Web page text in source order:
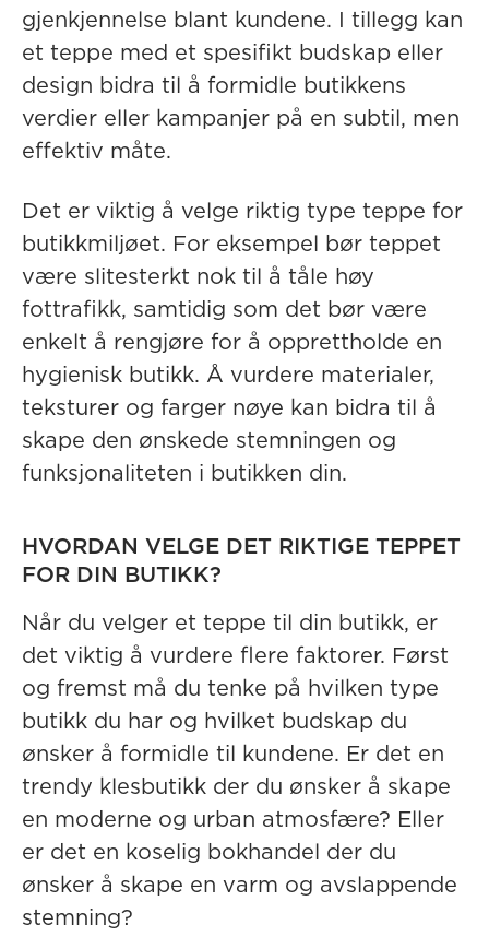
gjenkjennelse blant kundene. I tillegg kan
et teppe med et spesifikt budskap eller
design bidra til å formidle butikkens
verdier eller kampanjer på en subtil, men
effektiv måte.
Det er viktig å velge riktig type teppe for
butikkmiljøet. For eksempel bør teppet
være slitesterkt nok til å tåle høy
fottrafikk, samtidig som det bør være
enkelt å rengjøre for å opprettholde en
hygienisk butikk. Å vurdere materialer,
teksturer og farger nøye kan bidra til å
skape den ønskede stemningen og
funksjonaliteten i butikken din.
HVORDAN VELGE DET RIKTIGE TEPPET
FOR DIN BUTIKK?
Når du velger et teppe til din butikk, er
det viktig å vurdere flere faktorer. Først
og fremst må du tenke på hvilken type
butikk du har og hvilket budskap du
ønsker å formidle til kundene. Er det en
trendy klesbutikk der du ønsker å skape
en moderne og urban atmosfære? Eller
er det en koselig bokhandel der du
ønsker å skape en varm og avslappende
stemning?